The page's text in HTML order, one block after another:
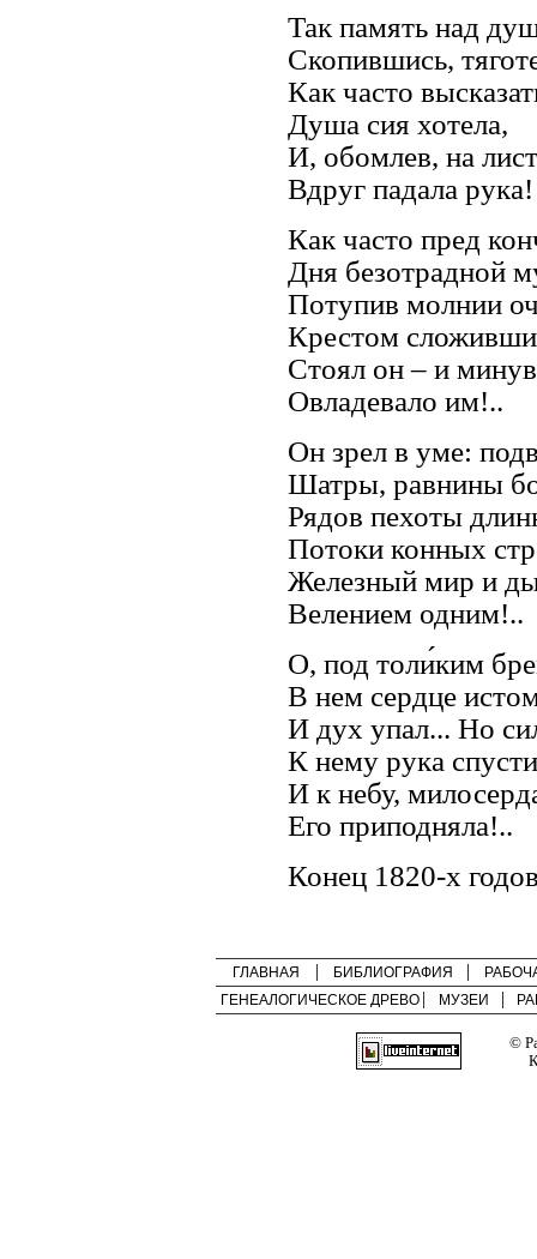
Так память над
Скопившись,
Как часто
Душа сия хотела,
И, обомлев, на
Вдруг падала рука!
Как часто пред
Дня безотрадной
Потупив молнии
Крестом
Стоял он – и
Овладевало им!..
Он зрел в уме:
Шатры, равнины
Рядов пехоты
Потоки конных
Железный мир и
Велением одним!..
О, под толи́ким
В нем сердце
И дух упал... Но
К нему рука
И к небу,
Его приподняла!..
Конец 1820-х
ГЛАВНАЯ БИБЛИОГРАФИЯ
ГЕНЕАЛОГИЧЕСКОЕ ДРЕВО
МУЗЕИ
©